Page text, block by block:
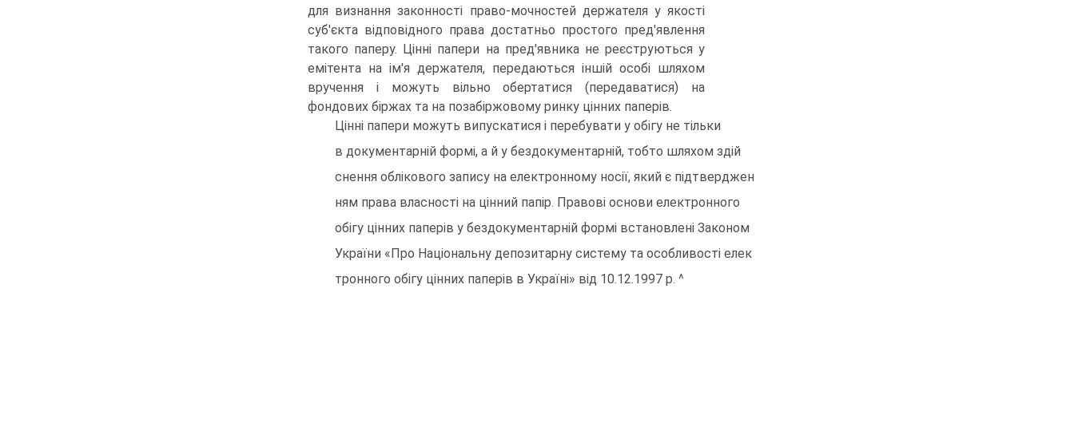
для визнання законності право-мочностей держателя у якості
суб'єкта відповідного права достатньо простого пред'явлення
такого паперу. Цінні папери на пред'явника не реєструються у
емітента на ім'я держателя, передаються іншій особі шляхом
вручення і можуть вільно обертатися (передаватися) на
фондових біржах та на позабіржовому ринку цінних паперів.
Цінні папери можуть випускатися і перебувати у обігу не тільки
в документарній формі, а й у бездокументарній, тобто шляхом здій
снення облікового запису на електронному носії, який є підтверджен
ням права власності на цінний папір. Правові основи електронного
обігу цінних паперів у бездокументарній формі встановлені Законом
України «Про Національну депозитарну систему та особливості елек
тронного обігу цінних паперів в Україні» від 10.12.1997 р. ^